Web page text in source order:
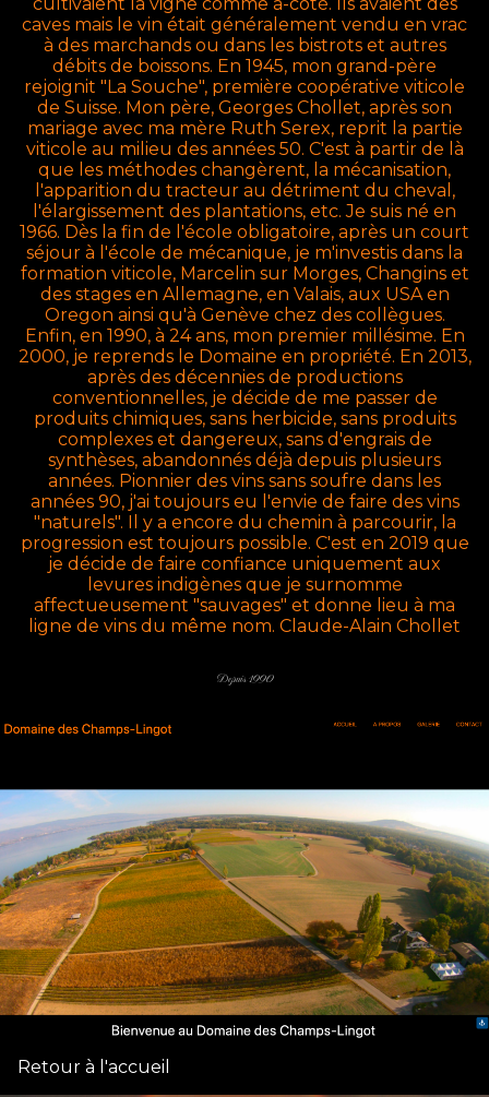
cultivaient la vigne comme à-côté. Ils avaient des
caves mais le vin était généralement vendu en vrac
à des marchands ou dans les bistrots et autres
débits de boissons. En 1945, mon grand-père
rejoignit "La Souche", première coopérative viticole
de Suisse. Mon père, Georges Chollet, après son
mariage avec ma mère Ruth Serex, reprit la partie
viticole au milieu des années 50. C'est à partir de là
que les méthodes changèrent, la mécanisation,
l'apparition du tracteur au détriment du cheval,
l'élargissement des plantations, etc. Je suis né en
1966. Dès la fin de l'école obligatoire, après un court
séjour à l'école de mécanique, je m'investis dans la
formation viticole, Marcelin sur Morges, Changins et
des stages en Allemagne, en Valais, aux USA en
Oregon ainsi qu'à Genève chez des collègues.
Enfin, en 1990, à 24 ans, mon premier millésime. En
2000, je reprends le Domaine en propriété. En 2013,
après des décennies de productions
conventionnelles, je décide de me passer de
produits chimiques, sans herbicide, sans produits
complexes et dangereux, sans d'engrais de
synthèses, abandonnés déjà depuis plusieurs
années. Pionnier des vins sans soufre dans les
années 90, j'ai toujours eu l'envie de faire des vins
"naturels". Il y a encore du chemin à parcourir, la
progression est toujours possible. C'est en 2019 que
je décide de faire confiance uniquement aux
levures indigènes que je surnomme
affectueusement "sauvages" et donne lieu à ma
ligne de vins du même nom. Claude-Alain Chollet
Depuis 1990
Retour à l'accueil